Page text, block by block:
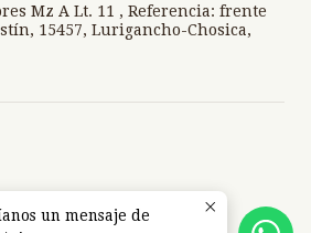
Mz A Lt. 11 , Referencia: frente
15457, Lurigancho-Chosica,
un mensaje de